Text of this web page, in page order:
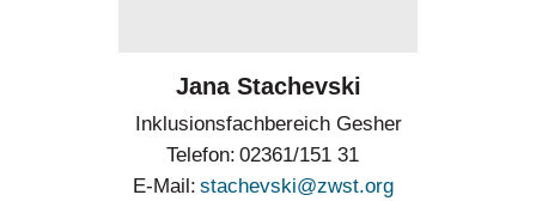
Jana Stachevski
Inklusionsfachbereich Gesher
Telefon 02361/151 31
E-Mail stachevski@zwst.org